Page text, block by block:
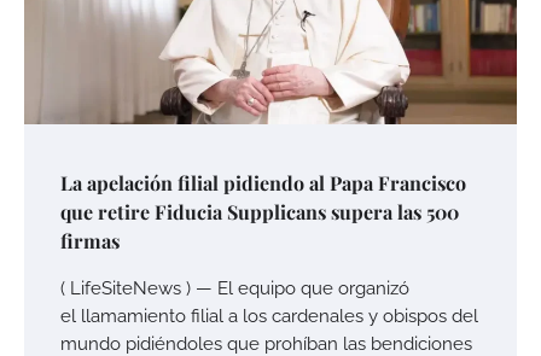
La apelación filial pidiendo al Papa Francisco
que retire Fiducia Supplicans supera las 500
firmas
( LifeSiteNews ) — El equipo que organizó
el llamamiento filial a los cardenales y obispos del
mundo pidiéndoles que prohíban las bendiciones